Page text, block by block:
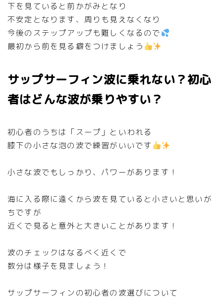
下を見ていると前かがみとなり
不安定となります、周りも見えなくなり
今後のステップアップも難しくなるので
最初から前を見る癖をつけましょう
サップサーフィン波に乗れない？初心
者はどんな波が乗りやすい？
初心者のうちは「スープ」といわれる
膝下の小さな泡の波で練習がいいです
小さな波でもしっかり、パワーがあります！
海に入る際に遠くから波を見ていると小さいと思いが
ちですが
近くで見ると意外と大きいことがあります！
波のチェックはなるべく近くで
数分は様子を見ましょう！
サップサーフィンの初心者の波選びについて